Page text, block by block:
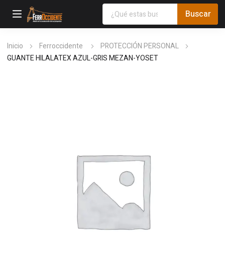
Inicio Ferroccidente
PROTECCIÓN PERSONAL
GUANTE HILALATEX AZUL-GRIS MEZAN-YOSET